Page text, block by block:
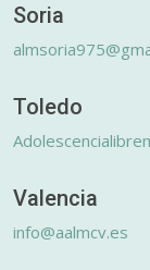
Soria
Toledo
Valencia
info@aalmcv.es